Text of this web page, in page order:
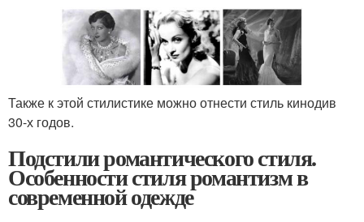
Также к этой стилистике можно отнести стиль кинодив
30-х годов.
Подстили романтического стиля.
Особенности стиля романтизм в
современной одежде